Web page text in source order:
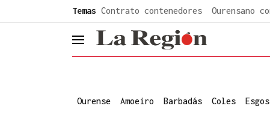
Temas Contrato contenedores Ourensano
header.menu.open
Ourense Amoeiro Barbadás Coles Esgos